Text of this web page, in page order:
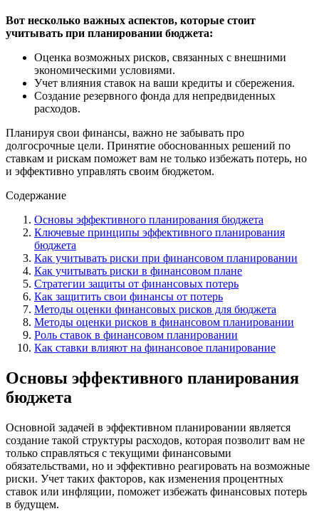
Вот несколько важных аспектов, которые стоит
учитывать при планировании бюджета:
Оценка возможных рисков, связанных с внешними
экономическими условиями.
Учет влияния ставок на ваши кредиты и сбережения.
Создание резервного фонда для непредвиденных
расходов.
Планируя свои финансы, важно не забывать про
долгосрочные цели. Принятие обоснованных решений по
ставкам и рискам поможет вам не только избежать потерь, но
и эффективно управлять своим бюджетом.
Содержание
Основы эффективного планирования бюджета
Ключевые принципы эффективного планирования
бюджета
Как учитывать риски при финансовом планировании
Как учитывать риски в финансовом плане
Стратегии защиты от финансовых потерь
Как защитить свои финансы от потерь
Методы оценки финансовых рисков для бюджета
Методы оценки рисков в финансовом планировании
Роль ставок в финансовом планировании
Как ставки влияют на финансовое планирование
Основы эффективного планирования
бюджета
Основной задачей в эффективном планировании является
создание такой структуры расходов, которая позволит вам не
только справляться с текущими финансовыми
обязательствами, но и эффективно реагировать на возможные
риски. Учет таких факторов, как изменения процентных
ставок или инфляции, поможет избежать финансовых потерь
в будущем.